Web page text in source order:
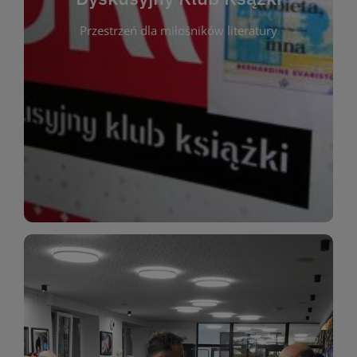
Przestrzeń dla miłośników literatury
Dyskusyjny Klub Ksążki
Dyskusyjny Klub Książki to przestrzeń dla
miłośników literatury, którzy lubią dzielić się
opiniami i emocjami po lekturze. Spotykamy się
regularnie, by rozmawiać o wybranych tytułach z
różnych gatunków literackich. Każde spotkanie to
okazja do inspirującej dyskusji, wymiany
miłośników estetycznych doznań!
WIĘCEJ